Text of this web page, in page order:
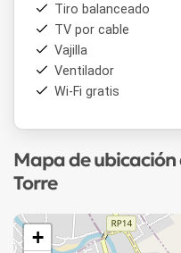
Tiro balanceado
TV por cable
Vajilla
Ventilador
Wi-Fi gratis
Mapa de ubicación
Torre
+